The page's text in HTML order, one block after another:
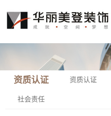
资质认证 资质认证
社会责任